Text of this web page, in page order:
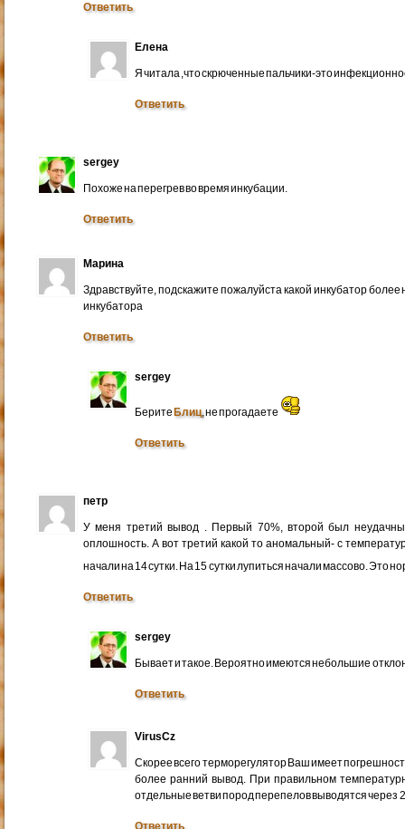
Ответить
Елена
Я читала ,что скрюченные пальчики-это
Ответить
sergey
Похоже на перегрев во время инкубации.
Ответить
Марина
Здравствуйте, подскажите пожалуйста какой инкубатор
инкубатора
Ответить
sergey
Берите Блиц, не прогадаете
Ответить
петр
У меня третий вывод . Первый 70%, второй был
оплошность. А вот третий какой то аномальный- с
начали на 14 сутки. На 15 сутки лупиться начали массово. Это
Ответить
sergey
Бывает и такое. Вероятно имеются небольшие
Ответить
VirusCz
Скорее всего терморегулятор Ваш имеет
более ранний вывод. При правильном
отдельные ветви пород перепелов выводятся через